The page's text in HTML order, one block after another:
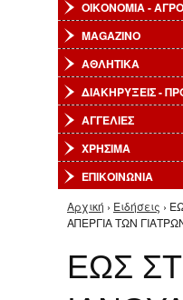
ΟΙΚΟΝΟΜΙΑ -
MAGAZINO
ΑΘΛΗΤΙΚΑ
ΔΙΑΚΗΡΥΞΕΙΣ -
ΑΓΓΕΛΙΕΣ
ΧΡΗΣΙΜΑ
ΕΠΙΚΟΙΝΩΝΙΑ
Είστε εδώ
Αρχική › Ειδήσεις ›
ΑΠΕΡΓΙΑ ΤΩΝ
ΕΩΣ